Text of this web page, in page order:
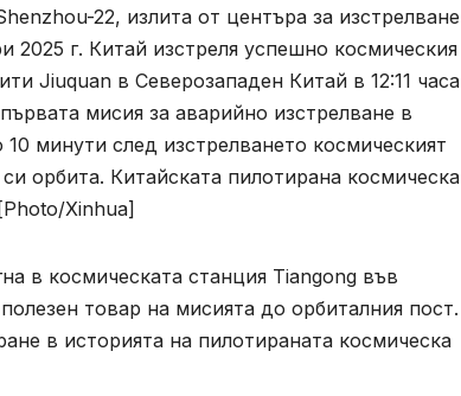
22, излита от центъра за изстрелване
2025 г. Китай изстреля успешно космическия
Jiuquan в Северозападен Китай в 12:11 часа
мисия за аварийно изстрелване в
минути след изстрелването космическият
орбита. Китайската пилотирана космическа
Xinhua]
в космическата станция Tiangong във
товар на мисията до орбиталния пост.
в историята на пилотираната космическа